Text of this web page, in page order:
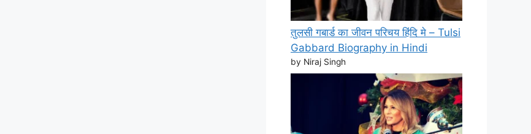
तुलसी गबार्ड का जीवन परिचय हिंदि मे – Tulsi
Gabbard Biography in Hindi
by Niraj Singh